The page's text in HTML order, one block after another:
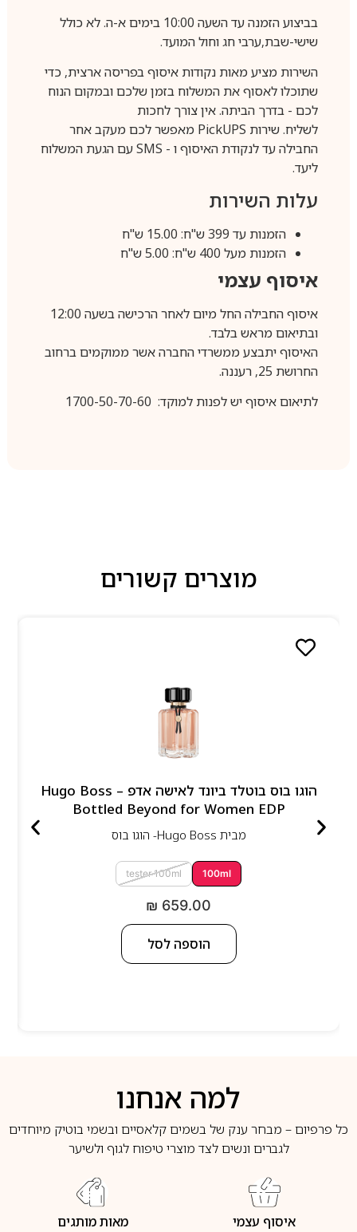
בביצוע הזמנה עד השעה 10:00 בימים א-ה. לא כולל
שישי-שבת,ערבי חג וחול המועד.
השירות מציע מאות נקודות איסוף בפריסה ארצית, כדי
שתוכלו לאסוף את המשלוח בזמן שלכם ובמקום הנוח
לכם - בדרך הביתה. אין צורך לחכות
לשליח. שירות PickUPSמאפשר לכם מעקב אחר
החבילה עד לנקודת האיסוף ו - SMSעם הגעת המשלוח
ליעד.
עלות השירות
הזמנות עד 399 ש"ח: 15.00 ש"ח
הזמנות מעל 400 ש"ח: 5.00 ש"ח
איסוף עצמי
איסוף החבילה החל מיום לאחר הרכישה בשעה 12:00
ובתיאום מראש בלבד.
האיסוף יתבצע ממשרדי החברה אשר ממוקמים ברחוב
החרושת 25, רעננה.
לתיאום איסוף יש לפנות למוקד: 1700-50-70-60
מוצרים קשורים
הוגו בוס בוטלד ביונד לאישה אדפ – Hugo Boss
Bottled Beyond for Women EDP
מבית Hugo Boss- הוגו בוס
100ml
tester 100ml
₪ 659.00
הוספה לסל
למה אנחנו
כל פרפיום – מבחר ענק של בשמים קלאסיים ובשמי בוטיק מיוחדים
לגברים ונשים לצד מוצרי טיפוח לגוף ולשיער
איסוף עצמי מאות מותגים